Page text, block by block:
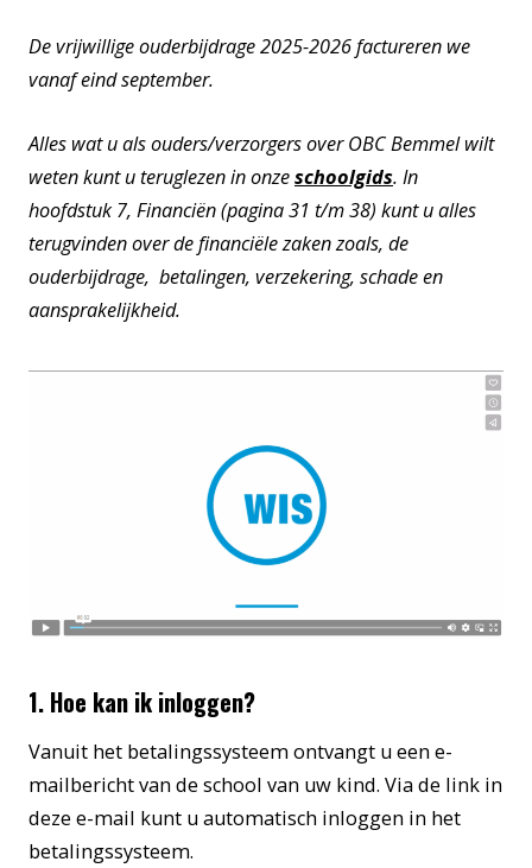
De vrijwillige ouderbijdrage 2025-2026 factureren we
vanaf eind september.
Alles wat u als ouders/verzorgers over OBC Bemmel wilt
weten kunt u teruglezen in onzeschoolgids. In
hoofdstuk 7, Financiën (pagina 31 t/m 38) kunt u alles
terugvinden over de financiële zaken zoals, de
ouderbijdrage, betalingen, verzekering, schade en
aansprakelijkheid.
1. Hoe kan ik inloggen?
Vanuit het betalingssysteem ontvangt u een e-
mailbericht van de school van uw kind. Via de link in
deze e-mail kunt u automatisch inloggen in het
betalingssysteem.